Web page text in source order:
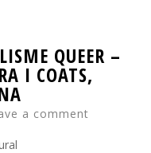
QUEER –
I COATS,
a comment